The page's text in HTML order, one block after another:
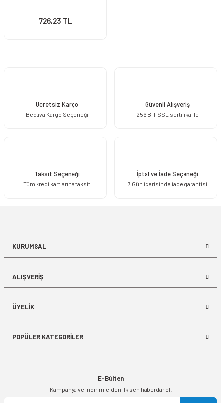
726,23 TL
Ücretsiz Kargo
Bedava Kargo Seçeneği
Güvenli Alışveriş
256 BIT SSL sertifika ile
Taksit Seçeneği
Tüm kredi kartlarına taksit
İptal ve İade Seçeneği
7 Gün içerisinde iade garantisi
KURUMSAL
ALIŞVERİŞ
ÜYELİK
POPÜLER KATEGORİLER
E-Bülten
Kampanya ve indirimlerden ilk sen haberdar ol!